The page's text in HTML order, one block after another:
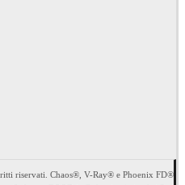
riservati. Chaos®, V-Ray® e Phoenix FD®